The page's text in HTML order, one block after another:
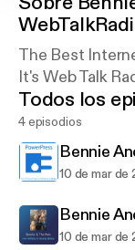
The Best
It's Web Talk
Todos los
4 episodios
Bennie
10 de mar de
Bennie
10 de mar de